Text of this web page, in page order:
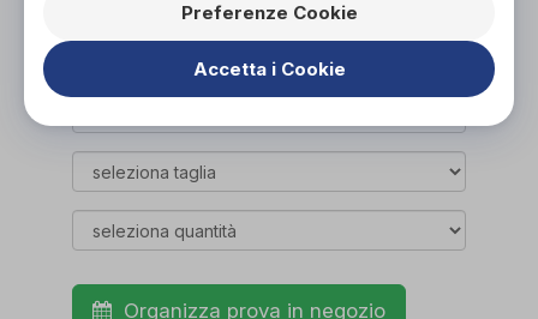
ACQUISTA ONLINE
NON DISPONIBILE
Organizza prova in negozio
Preferenze Cookie
Accetta i Cookie